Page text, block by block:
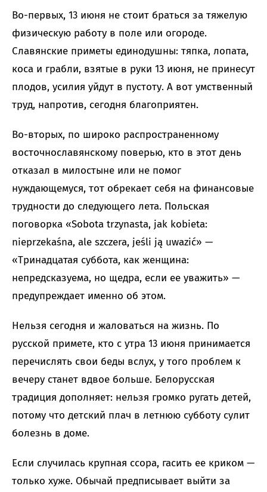
Во-первых, 13 июня не стоит браться за тяжелую
физическую работу в поле или огороде.
Славянские приметы единодушны: тяпка, лопата,
коса и грабли, взятые в руки 13 июня, не принесут
плодов, усилия уйдут в пустоту. А вот умственный
труд, напротив, сегодня благоприятен.
Во-вторых, по широко распространенному
восточнославянскому поверью, кто в этот день
отказал в милостыне или не помог
нуждающемуся, тот обрекает себя на финансовые
трудности до следующего лета. Польская
поговорка «Sobota trzynasta, jak kobieta:
nieprzekaśna, ale szczera, jeśli ją uwazić» —
«Тринадцатая суббота, как женщина:
непредсказуема, но щедра, если ее уважить» —
предупреждает именно об этом.
Нельзя сегодня и жаловаться на жизнь. По
русской примете, кто с утра 13 июня принимается
перечислять свои беды вслух, у того проблем к
вечеру станет вдвое больше. Белорусская
традиция дополняет: нельзя громко ругать детей,
потому что детский плач в летнюю субботу сулит
болезнь в доме.
Если случилась крупная ссора, гасить ее криком —
только хуже. Обычай предписывает выйти за